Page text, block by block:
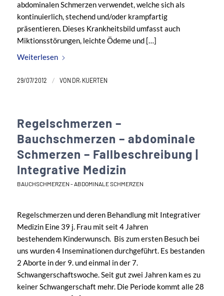
abdominalen Schmerzen verwendet, welche sich als
kontinuierlich, stechend und/oder krampfartig
präsentieren. Dieses Krankheitsbild umfasst auch
Miktionsstörungen, leichte Ödeme und […]
Weiterlesen
29/07/2012 / VON DR. KUERTEN
Regelschmerzen –
Bauchschmerzen – abdominale
Schmerzen – Fallbeschreibung |
Integrative Medizin
BAUCHSCHMERZEN - ABDOMINALE SCHMERZEN
Regelschmerzen und deren Behandlung mit Integrativer
Medizin Eine 39 j. Frau mit seit 4 Jahren
bestehendem Kinderwunsch. Bis zum ersten Besuch bei
uns wurden 4 Inseminationen durchgeführt. Es bestanden
2 Aborte in der 9. und einmal in der 7.
Schwangerschaftswoche. Seit gut zwei Jahren kam es zu
keiner Schwangerschaft mehr. Die Periode kommt alle 28